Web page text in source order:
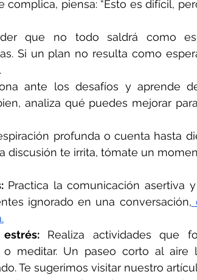
piensa: “Esto es difícil,
que no todo saldrá como
Si un plan no resulta como
ante los desafíos y aprende
analiza qué puedes mejorar
profunda o cuenta hasta
discusión te irrita, tómate un
Practica la comunicación asertiva
ignorado en una conversación,
Realiza actividades que
o meditar. Un paseo corto al aire
Te sugerimos visitar nuestro